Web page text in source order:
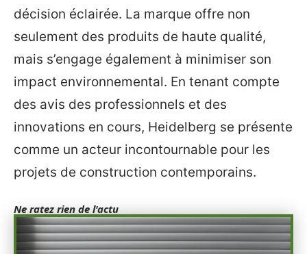
décision éclairée. La marque offre non
seulement des produits de haute qualité,
mais s’engage également à minimiser son
impact environnemental. En tenant compte
des avis des professionnels et des
innovations en cours, Heidelberg se présente
comme un acteur incontournable pour les
projets de construction contemporains.
Ne ratez rien de l'actu